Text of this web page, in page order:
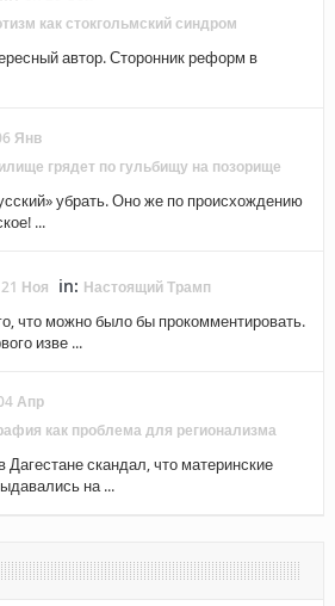
как стокгольмский синдром
автор. Сторонник реформ в
Янв
грядет по гульбищу на позорище
убрать. Оно же по происхождению
...
Ноя in: Настоящий Трамп
что можно было бы прокомментировать.
изве ...
Апр
как проблема для регионализма
скандал, что материнские
на ...